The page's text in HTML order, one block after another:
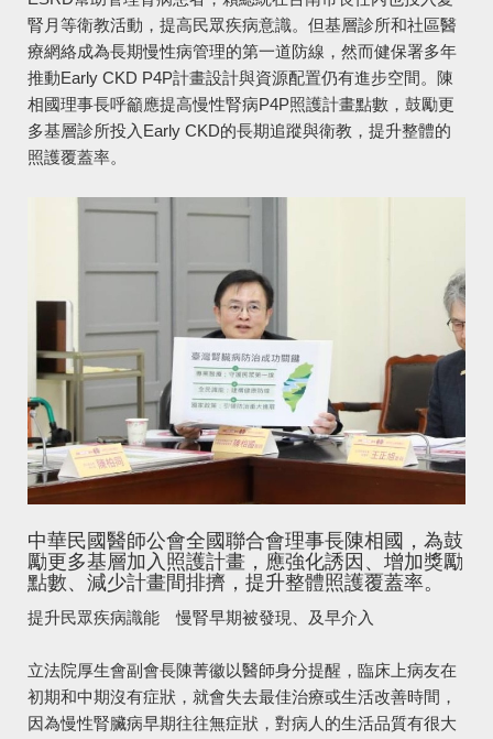
腎月等衛教活動，提高民眾疾病意識。但基層診所和社區醫
療網絡成為長期慢性病管理的第一道防線，然而健保署多年
推動Early CKD P4P計畫設計與資源配置仍有進步空間。陳
相國理事長呼籲應提高慢性腎病P4P照護計畫點數，鼓勵更
多基層診所投入Early CKD的長期追蹤與衛教，提升整體的
照護覆蓋率。
中華民國醫師公會全國聯合會理事長陳相國，為鼓
勵更多基層加入照護計畫，應強化誘因、增加獎勵
點數、減少計畫間排擠，提升整體照護覆蓋率。
提升民眾疾病識能 慢腎早期被發現、及早介入
立法院厚生會副會長陳菁徽以醫師身分提醒，臨床上病友在
初期和中期沒有症狀，就會失去最佳治療或生活改善時間，
因為慢性腎臟病早期往往無症狀，對病人的生活品質有很大